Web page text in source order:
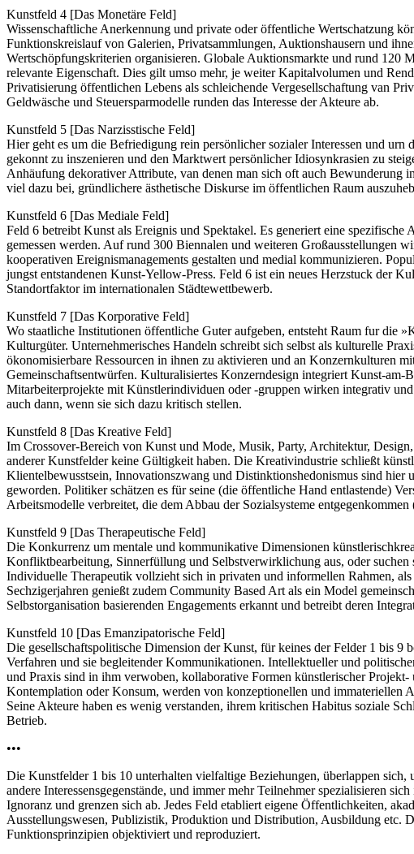
Kunstfeld 4 [Das Monetäre Feld]
Wissenschaftliche Anerkennung und private oder öffentliche Wertschatzung
Funktionskreislauf von Galerien, Privatsammlungen, Auktionshausern und
Wertschöpfungskriterien organisieren. Globale Auktionsmarkte und rund 120
relevante Eigenschaft. Dies gilt umso mehr, je weiter Kapitalvolumen und
Privatisierung öffentlichen Lebens als schleichende Vergesellschaftung van
Geldwäsche und Steuersparmodelle runden das Interesse der Akteure ab.
Kunstfeld 5 [Das Narzisstische Feld]
Hier geht es um die Befriedigung rein persönlicher sozialer Interessen und
gekonnt zu inszenieren und den Marktwert persönlicher Idiosynkrasien zu
Anhäufung dekorativer Attribute, van denen man sich oft auch Bewunderung
viel dazu bei, gründlichere ästhetische Diskurse im öffentlichen Raum
Kunstfeld 6 [Das Mediale Feld]
Feld 6 betreibt Kunst als Ereignis und Spektakel. Es generiert eine
gemessen werden. Auf rund 300 Biennalen und weiteren Großausstellungen
kooperativen Ereignismanagements gestalten und medial kommunizieren.
jungst entstandenen Kunst-Yellow-Press. Feld 6 ist ein neues Herzstuck der
Standortfaktor im internationalen Städtewettbewerb.
Kunstfeld 7 [Das Korporative Feld]
Wo staatliche Institutionen öffentliche Guter aufgeben, entsteht Raum fur
Kulturgüter. Unternehmerisches Handeln schreibt sich selbst als kulturelle
ökonomisierbare Ressourcen in ihnen zu aktivieren und an Konzernkulturen
Gemeinschaftsentwürfen. Kulturalisiertes Konzerndesign integriert Kunst-
Mitarbeiterprojekte mit Künstlerindividuen oder -gruppen wirken integrativ
auch dann, wenn sie sich dazu kritisch stellen.
Kunstfeld 8 [Das Kreative Feld]
Im Crossover-Bereich von Kunst und Mode, Musik, Party, Architektur,
anderer Kunstfelder keine Gültigkeit haben. Die Kreativindustrie schließt
Klientelbewusstsein, Innovationszwang und Distinktionshedonismus sind
geworden. Politiker schätzen es für seine (die öffentliche Hand entlastende)
Arbeitsmodelle verbreitet, die dem Abbau der Sozialsysteme
Kunstfeld 9 [Das Therapeutische Feld]
Die Konkurrenz um mentale und kommunikative Dimensionen
Konfliktbearbeitung, Sinnerfüllung und Selbstverwirklichung aus, oder
Individuelle Therapeutik vollzieht sich in privaten und informellen Rahmen,
Sechzigerjahren genießt zudem Community Based Art als ein Model
Selbstorganisation basierenden Engagements erkannt und betreibt deren
Kunstfeld 10 [Das Emanzipatorische Feld]
Die gesellschaftspolitische Dimension der Kunst, für keines der Felder 1 bis
Verfahren und sie begleitender Kommunikationen. Intellektueller und
und Praxis sind in ihm verwoben, kollaborative Formen künstlerischer
Kontemplation oder Konsum, werden von konzeptionellen und immateriellen
Seine Akteure haben es wenig verstanden, ihrem kritischen Habitus soziale
Betrieb.
•••
Die Kunstfelder 1 bis 10 unterhalten vielfaltige Beziehungen, überlappen
andere Interessensgegenstände, und immer mehr Teilnehmer spezialisieren
Ignoranz und grenzen sich ab. Jedes Feld etabliert eigene Öffentlichkeiten,
Ausstellungswesen, Publizistik, Produktion und Distribution, Ausbildung etc.
Funktionsprinzipien objektiviert und reproduziert.